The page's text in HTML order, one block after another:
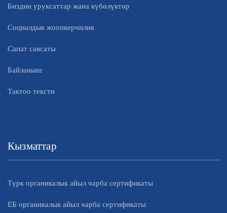
Биздин уруксаттар жана күбөлүктөр
Социалдык жоопкерчилик
Сапат саясаты
Байланыш
Тактоо тексти
Кызматтар
Түрк органикалык айыл чарба сертификаты
ЕБ органикалык айыл чарба сертификаты